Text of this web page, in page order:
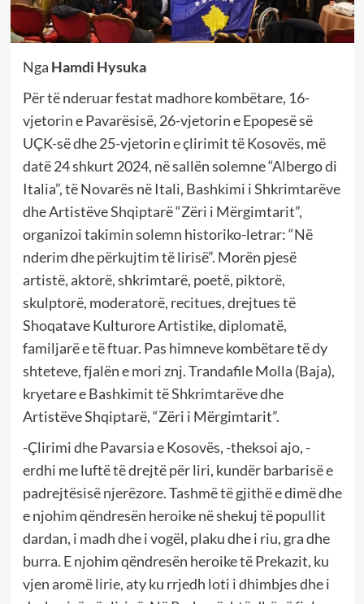
Nga Hamdi Hysuka
Për të nderuar festat madhore kombëtare, 16-
vjetorin e Pavarësisë, 26-vjetorin e Epopesë së
UÇK-së dhe 25-vjetorin e çlirimit të Kosovës, më
datë 24 shkurt 2024, në sallën solemne “Albergo di
Italia”, të Novarës në Itali, Bashkimi i Shkrimtarëve
dhe Artistëve Shqiptarë “Zëri i Mërgimtarit”,
organizoi takimin solemn historiko-letrar: “Në
nderim dhe përkujtim të lirisë”. Morën pjesë
artistë, aktorë, shkrimtarë, poetë, piktorë,
skulptorë, moderatorë, recitues, drejtues të
Shoqatave Kulturore Artistike, diplomatë,
familjarë e të ftuar. Pas himneve kombëtare të dy
shteteve, fjalën e mori znj. Trandafile Molla (Baja),
kryetare e Bashkimit të Shkrimtarëve dhe
Artistëve Shqiptarë, “Zëri i Mërgimtarit”.
-Çlirimi dhe Pavarsia e Kosovës, -theksoi ajo, -
erdhi me luftë të drejtë për liri, kundër barbarisë e
padrejtësisë njerëzore. Tashmë të gjithë e dimë dhe
e njohim qëndresën heroike në shekuj të popullit
dardan, i madh dhe i vogël, plaku dhe i riu, gra dhe
burra. E njohim qëndresën heroike të Prekazit, ku
vjen aromë lirie, aty ku rrjedh loti i dhimbjes dhe i